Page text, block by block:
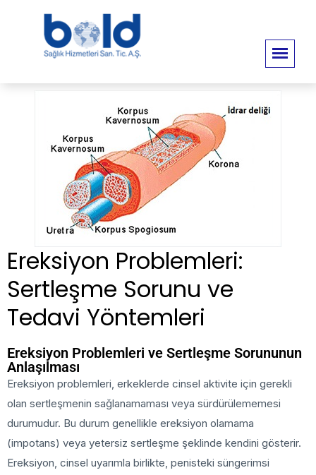
Ereksiyon Problemleri:
Sertleşme Sorunu ve
Tedavi Yöntemleri
Ereksiyon Problemleri ve Sertleşme Sorununun
Anlaşılması
Ereksiyon problemleri, erkeklerde cinsel aktivite için gerekli
olan sertleşmenin sağlanamaması veya sürdürülememesi
durumudur. Bu durum genellikle ereksiyon olamama
(impotans) veya yetersiz sertleşme şeklinde kendini gösterir.
Ereksiyon, cinsel uyarımla birlikte, penisteki süngerimsi